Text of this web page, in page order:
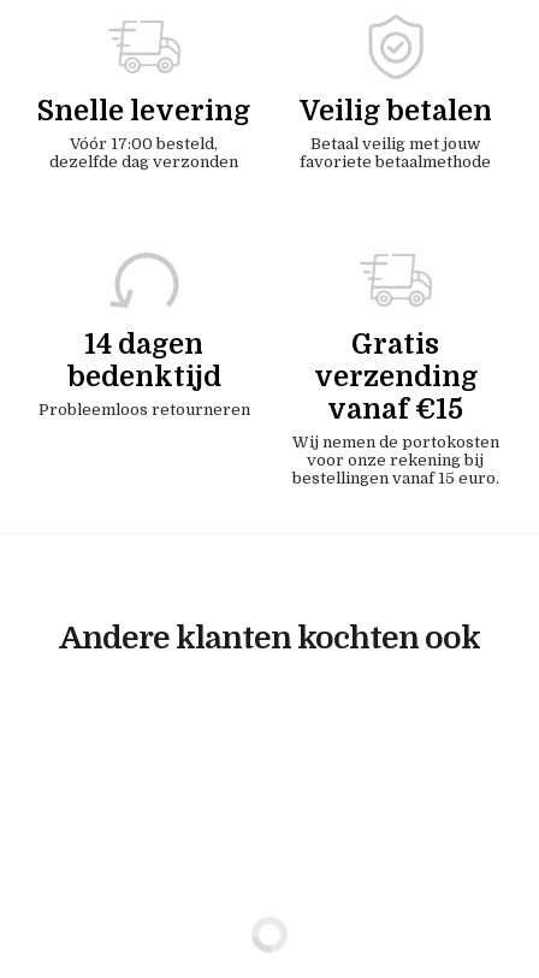
Snelle levering
Vóór 17:00 besteld,
dezelfde dag verzonden
Veilig betalen
Betaal veilig met jouw
favoriete betaalmethode
14 dagen
bedenktijd
Probleemloos retourneren
Gratis
verzending
vanaf €15
Wij nemen de portokosten
voor onze rekening bij
bestellingen vanaf 15 euro.
Andere klanten kochten ook